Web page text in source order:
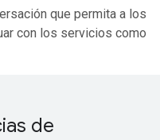
que permita a los
con los servicios como
de